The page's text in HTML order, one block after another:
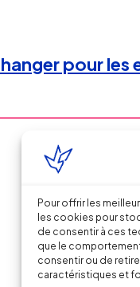
Pour offrir les
les cookies pour
de consentir à ces
que le
consentir ou de
caractéristiques et
pour